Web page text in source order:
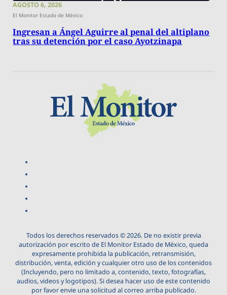
AGOSTO 6, 2026
El Monitor Estado de México
Ingresan a Ángel Aguirre al penal del altiplano
tras su detención por el caso Ayotzinapa
Todos los derechos reservados © 2026. De no existir previa
autorización por escrito de El Monitor Estado de México, queda
expresamente prohibida la publicación, retransmisión,
distribución, venta, edición y cualquier otro uso de los contenidos
(Incluyendo, pero no limitado a, contenido, texto, fotografías,
audios, videos y logotipos). Si desea hacer uso de este contenido
por favor envie una solicitud al correo arriba publicado.